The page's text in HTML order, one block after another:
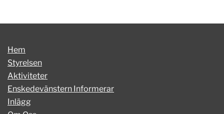
Hem
Styrelsen
Aktiviteter
Enskedevänstern Informerar
Inlägg